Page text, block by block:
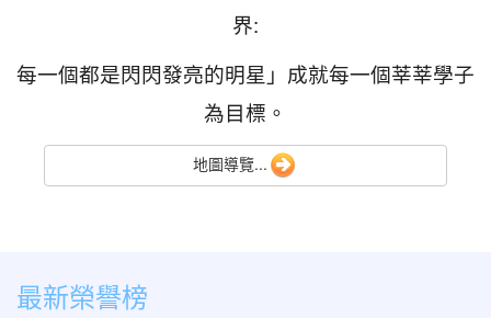
界:
每一個都是閃閃發亮的明星」成就每一個莘莘學子
為目標。
地圖導覽...
最新榮譽榜